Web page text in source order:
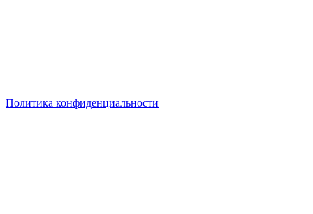
Политика конфиденциальности